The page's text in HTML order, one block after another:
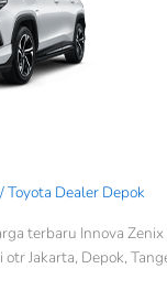
/Toyota Dealer Depok
terbaru Innova
Jakarta, Depok,